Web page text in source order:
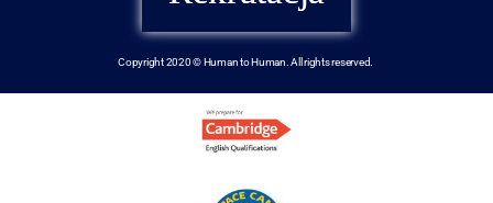
Copyright 2020 © Human to Human. All rights reserved.